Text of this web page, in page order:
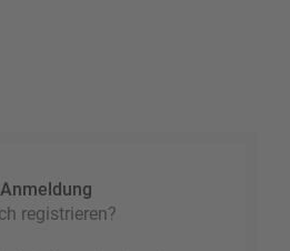
registrieren?